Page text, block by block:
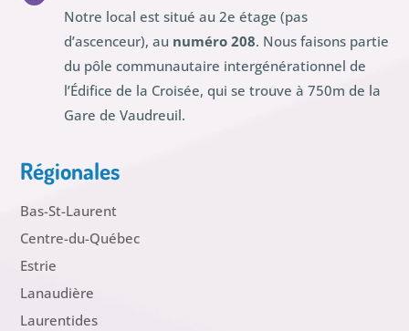
Notre local est situé au 2e étage (pas
d’ascenceur), au numéro 208. Nous faisons partie
du pôle communautaire intergénérationnel de
l’Édifice de la Croisée, qui se trouve à 750m de la
Gare de Vaudreuil.
Régionales
Bas-St-Laurent
Centre-du-Québec
Estrie
Lanaudière
Laurentides